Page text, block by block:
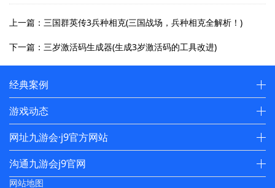
上一篇：三国群英传3兵种相克(三国战场，兵种相克全解析！)
下一篇：三岁激活码生成器(生成3岁激活码的工具改进)
经典案例
游戏动态
网址九游会·j9官方网站
沟通九游会j9官网
网站地图